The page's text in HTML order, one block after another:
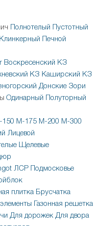
Полнотелый
Пустотный
Клинкерный
Печной
Воскресенский КЗ
КЗ Каширский КЗ
Донские Зори
Одинарный
Полуторный
150 М-175 М-200 М-300
Лицевой
Щелевые
ЛСР
Подмосковье
плитка Брусчатка
Газонная решетка
Для дорожек Для двора